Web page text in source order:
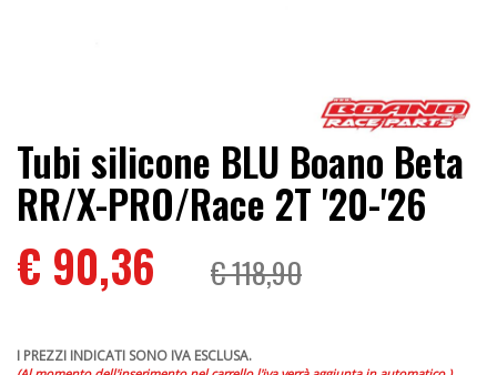
Tubi silicone BLU Boano Beta
RR/X-PRO/Race 2T '20-'26
€ 90,36 € 118,90
I PREZZI INDICATI SONO IVA ESCLUSA.